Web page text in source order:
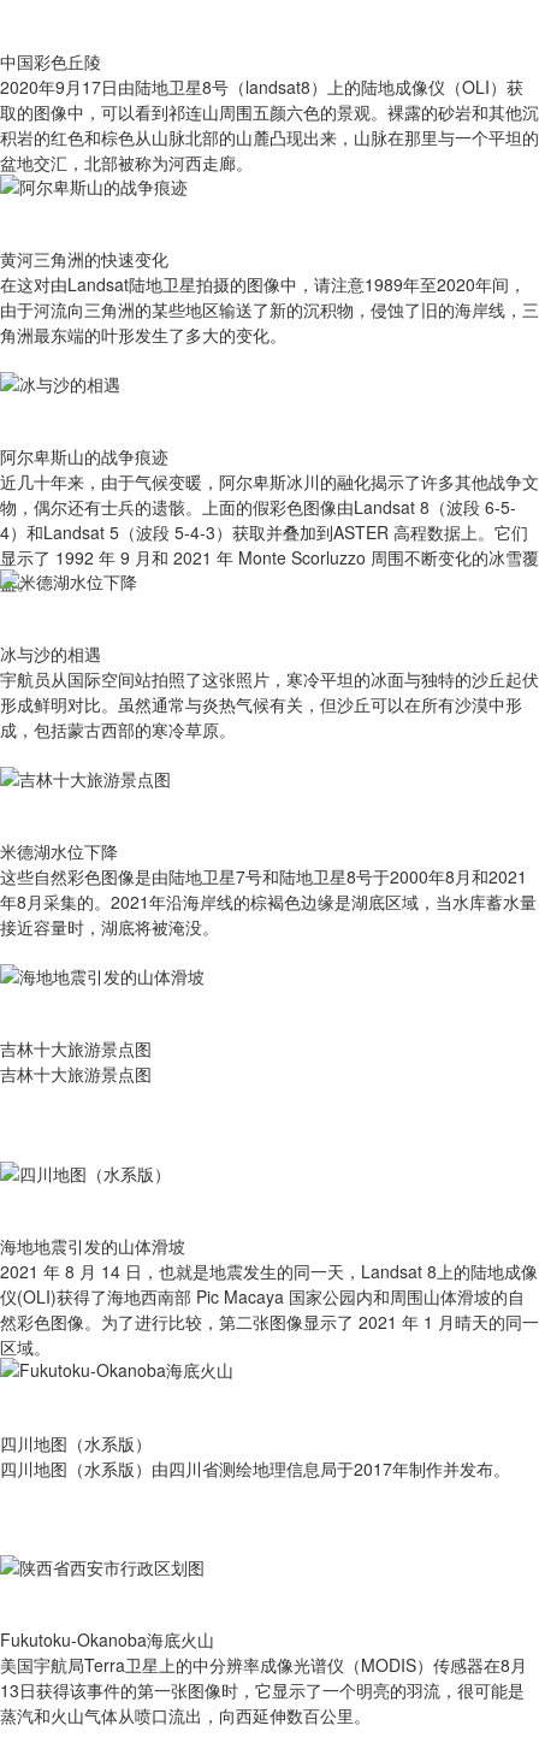
中国彩色丘陵
2020年9月17日由陆地卫星8号（landsat8）上的陆地成像仪（OLI）获
取的图像中，可以看到祁连山周围五颜六色的景观。裸露的砂岩和其他沉
积岩的红色和棕色从山脉北部的山麓凸现出来，山脉在那里与一个平坦的
盆地交汇，北部被称为河西走廊。
黄河三角洲的快速变化
在这对由Landsat陆地卫星拍摄的图像中，请注意1989年至2020年间，
由于河流向三角洲的某些地区输送了新的沉积物，侵蚀了旧的海岸线，三
角洲最东端的叶形发生了多大的变化。
阿尔卑斯山的战争痕迹
近几十年来，由于气候变暖，阿尔卑斯冰川的融化揭示了许多其他战争文
物，偶尔还有士兵的遗骸。上面的假彩色图像由Landsat 8（波段 6-5-
4）和Landsat 5（波段 5-4-3）获取并叠加到ASTER 高程数据上。它们
显示了 1992 年 9 月和 2021 年 Monte Scorluzzo 周围不断变化的冰雪覆
盖。
冰与沙的相遇
宇航员从国际空间站拍照了这张照片，寒冷平坦的冰面与独特的沙丘起伏
形成鲜明对比。虽然通常与炎热气候有关，但沙丘可以在所有沙漠中形
成，包括蒙古西部的寒冷草原。
米德湖水位下降
这些自然彩色图像是由陆地卫星7号和陆地卫星8号于2000年8月和2021
年8月采集的。2021年沿海岸线的棕褐色边缘是湖底区域，当水库蓄水量
接近容量时，湖底将被淹没。
吉林十大旅游景点图
吉林十大旅游景点图
海地地震引发的山体滑坡
2021 年 8 月 14 日，也就是地震发生的同一天，Landsat 8上的陆地成像
仪(OLI)获得了海地西南部 Pic Macaya 国家公园内和周围山体滑坡的自
然彩色图像。为了进行比较，第二张图像显示了 2021 年 1 月晴天的同一
区域。
四川地图（水系版）
四川地图（水系版）由四川省测绘地理信息局于2017年制作并发布。
Fukutoku-Okanoba海底火山
美国宇航局Terra卫星上的中分辨率成像光谱仪（MODIS）传感器在8月
13日获得该事件的第一张图像时，它显示了一个明亮的羽流，很可能是
蒸汽和火山气体从喷口流出，向西延伸数百公里。